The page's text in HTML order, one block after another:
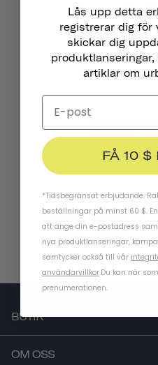
Håll
BUTIK
OM OSS
Lås upp detta
registrerar dig för
skickar dig
artiklar om
FÅ 10 $
*Tidsbegränsat erbjudande.
beställningar på minst 60 $.
att ange din e-postadress
nya produktlanseringar,
samtycker också till vår
användarvillkor.Du kan när
prenumerationen.